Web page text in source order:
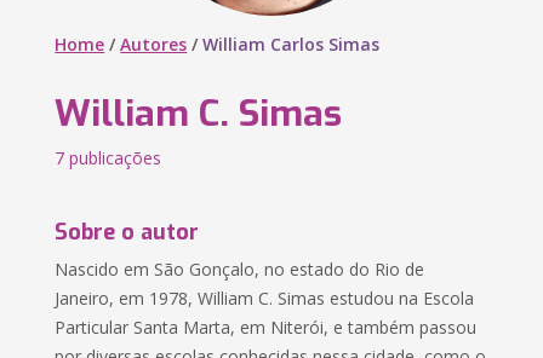
Home /Autores /William Carlos Simas
William C. Simas
7 publicações
Sobre o autor
Nascido em São Gonçalo, no estado do Rio de
Janeiro, em 1978, William C. Simas estudou na Escola
Particular Santa Marta, em Niterói, e também passou